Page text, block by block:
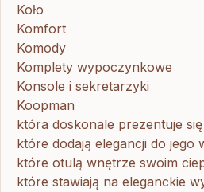
Koło
Komfort
Komody
Komplety wypoczynkowe
Konsole i sekretarzyki
Koopman
która doskonale prezentuje
które dodają elegancji do jego
które otulą wnętrze swoim
które stawiają na eleganckie